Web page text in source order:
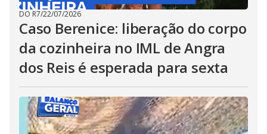
DO R7/22/07/2026
Caso Berenice: liberação do corpo
da cozinheira no IML de Angra
dos Reis é esperada para sexta